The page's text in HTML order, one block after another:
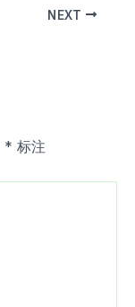
NEXT
* 标注